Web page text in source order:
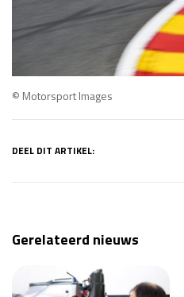
© Motorsport Images
DEEL DIT ARTIKEL:
Gerelateerd nieuws